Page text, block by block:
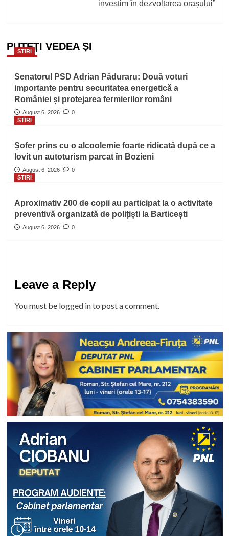
investim în dezvoltarea orașului”
PUTEȚI VEDEA ȘI
STIRI
Senatorul PSD Adrian Păduraru: Două voturi
importante pentru securitatea energetică a
României și protejarea fermierilor români
August 6, 2026
0
STIRI
Șofer prins cu o alcoolemie foarte ridicată după ce a
lovit un autoturism parcat în Bozieni
August 6, 2026
0
STIRI
Aproximativ 200 de copii au participat la o activitate
preventivă organizată de polițiști la Barticești
August 6, 2026 0
Leave a Reply
You must be logged into post a comment.